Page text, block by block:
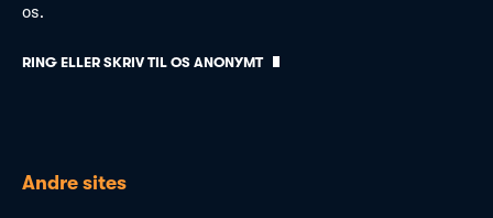
os.
RING ELLER SKRIV TIL OS ANONYMT
Andre sites